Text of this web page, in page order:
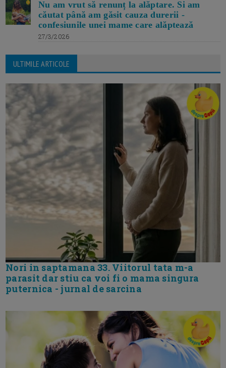
Nu am vrut să renunț la alăptare. Si am
căutat până am găsit cauza durerii -
confesiunile unei mame care alăptează
27/3/2026
ULTIMILE ARTICOLE
Nori in saptamana 33. Viitorul tata m-a
parasit dar stiu ca voi fi o mama singura
puternica - jurnal de sarcina